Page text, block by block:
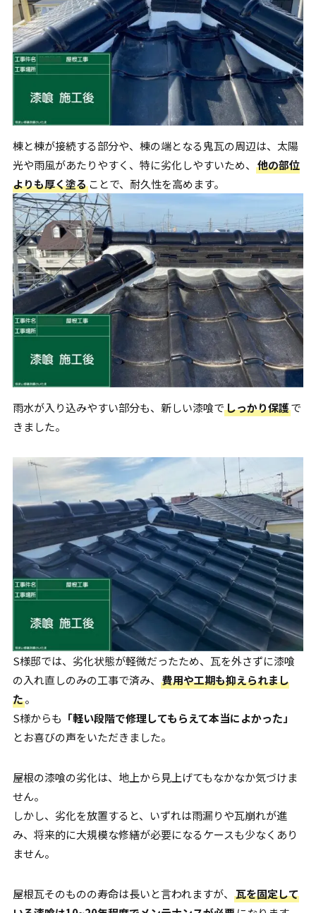
棟と棟が接続する部分や、棟の端となる鬼瓦の周辺は、太陽
光や雨風があたりやすく、特に劣化しやすいため、 他の部位
よりも厚く塗ることで、耐久性を高めます。
雨水が入り込みやすい部分も、新しい漆喰でしっかり保護で
きました。
S様邸では、劣化状態が軽微だったため、瓦を外さずに漆喰
の入れ直しのみの工事で済み、 費用や工期も抑えられまし
た。
S様からも 「軽い段階で修理してもらえて本当によかった」
とお喜びの声をいただきました。
屋根の漆喰の劣化は、地上から見上げてもなかなか気づけま
せん。
しかし、劣化を放置すると、いずれは雨漏りや瓦崩れが進
み、将来的に大規模な修繕が必要になるケースも少なくあり
ません。
屋根瓦そのものの寿命は長いと言われますが、 瓦を固定して